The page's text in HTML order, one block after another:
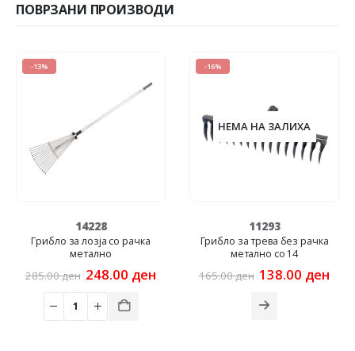
ПОВРЗАНИ ПРОИЗВОДИ
ден.
-13%
14228
Грибло за лозја со рачка
метално
285.00ден Original
was:
285.00 ден.
248.00 ден Current
-16%
НЕМА НА ЗАЛИХА
11293
Грибло за трева без рачка
метално со 14
165.00ден Original
was:
165.00 ден.
138.00 ден